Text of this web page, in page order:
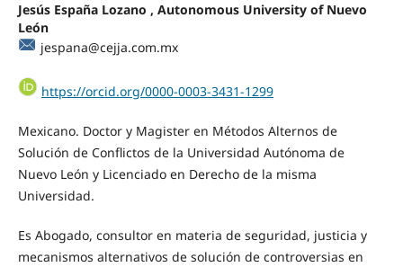
Jesús España Lozano , Autonomous University of Nuevo
León
jespana@cejja.com.mx
https://orcid.org/0000-0003-3431-1299
Mexicano. Doctor y Magister en Métodos Alternos de
Solución de Conflictos de la Universidad Autónoma de
Nuevo León y Licenciado en Derecho de la misma
Universidad.
Es Abogado, consultor en materia de seguridad, justicia y
mecanismos alternativos de solución de controversias en